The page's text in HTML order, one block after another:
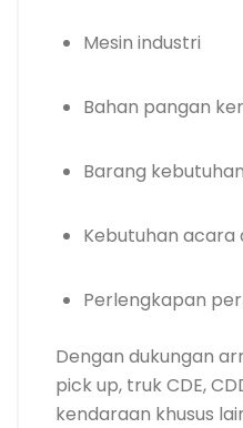
Mesin industri
Bahan pangan
Barang
Kebutuhan
Perlengkapan
Dengan dukungan
pick up, truk CDE,
kendaraan khusus